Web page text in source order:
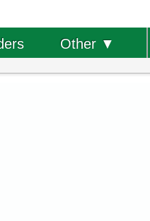
Other ▼